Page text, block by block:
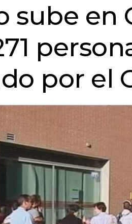
sube en
por el